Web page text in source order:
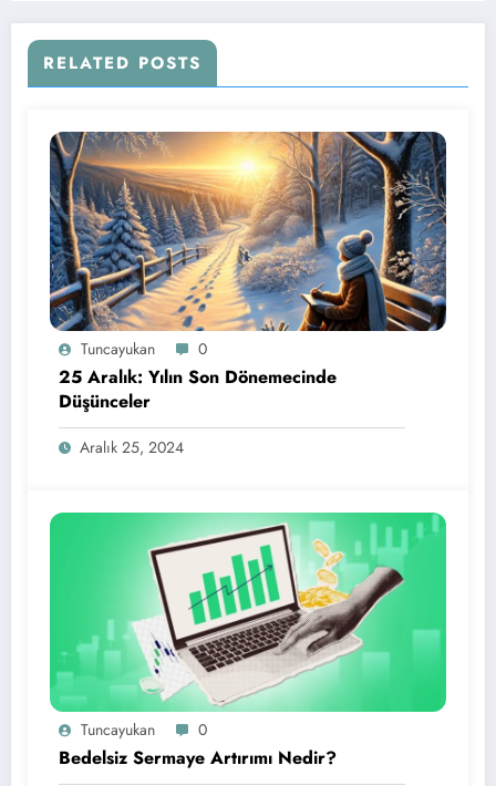
RELATED POSTS
Tuncayukan 0
25 Aralık: Yılın Son Dönemecinde
Düşünceler
Aralık 25, 2024
Tuncayukan 0
Bedelsiz Sermaye Artırımı Nedir?